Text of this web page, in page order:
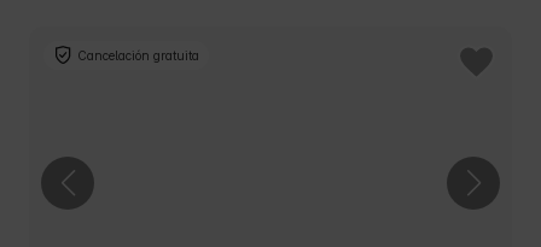
Cancelación gratuita